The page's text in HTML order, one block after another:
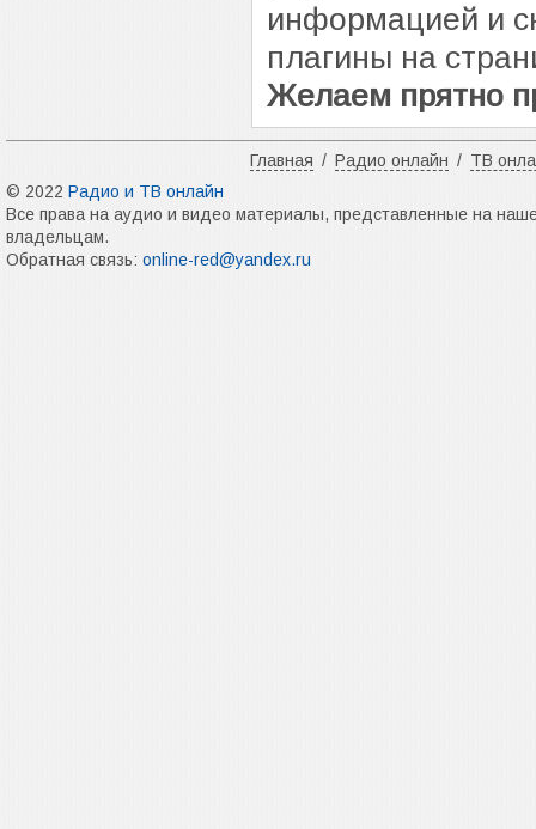
информацией и
плагины на
Желаем прятно
Главная / Радио онлайн / ТВ
© 2022 Радио и ТВ онлайн
Все права на аудио и видео материалы, представленные на
владельцам.
Обратная связь: online-red@yandex.ru